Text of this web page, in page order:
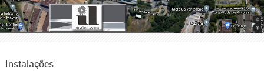
Instalações